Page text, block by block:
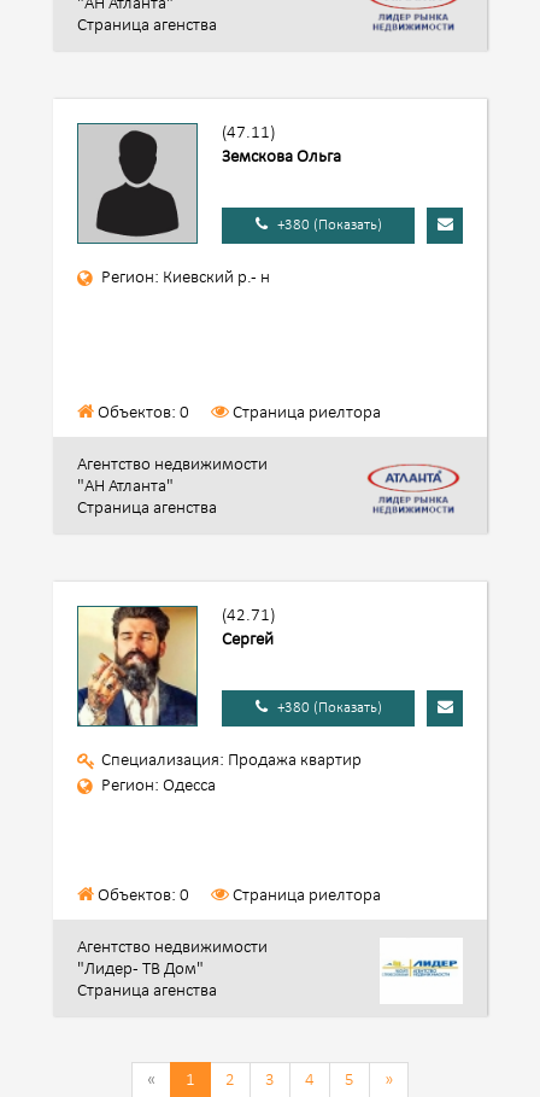
"АН Атланта"
Страница агенства
(47.11)
Земскова Ольга
+380 (Показать)
Регион: Киевский р.- н
Объектов: 0 Страница риелтора
Агентство недвижимости
"АН Атланта"
Страница агенства
(42.71)
Сергей
+380 (Показать)
Специализация: Продажа квартир
Регион: Одесса
Объектов: 0 Страница риелтора
Агентство недвижимости
"Лидер - ТВ Дом"
Страница агенства
« 1 2 3 4 5 »